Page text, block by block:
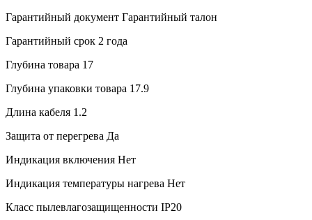
Гарантийный документ Гарантийный талон
Гарантийный срок 2 года
Глубина товара 17
Глубина упаковки товара 17.9
Длина кабеля 1.2
Защита от перегрева Да
Индикация включения Нет
Индикация температуры нагрева Нет
Класс пылевлагозащищенности IP20